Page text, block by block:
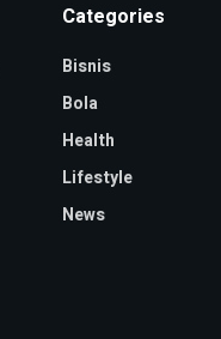
Categories
Bisnis
Bola
Health
Lifestyle
News